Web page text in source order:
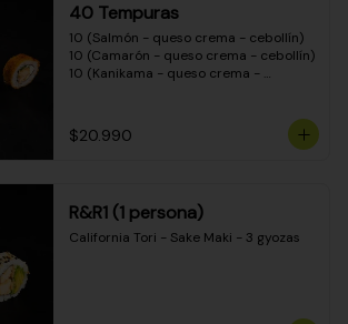
40 Tempuras
10 (Salmón - queso crema - cebollín)
10 (Camarón - queso crema - cebollín)
10 (Kanikama - queso crema -
$20.990
R&R1 (1 persona)
California Tori - Sake Maki - 3 gyozas